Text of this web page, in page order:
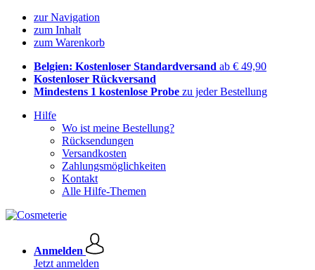
zur Navigation
zum Inhalt
zum Warenkorb
Belgien: Kostenloser Standardversand ab € 49,90
Kostenloser Rückversand
Mindestens 1 kostenlose Probe zu jeder Bestellung
Hilfe
Wo ist meine Bestellung?
Rücksendungen
Versandkosten
Zahlungsmöglichkeiten
Kontakt
Alle Hilfe-Themen
Anmelden
Jetzt anmelden